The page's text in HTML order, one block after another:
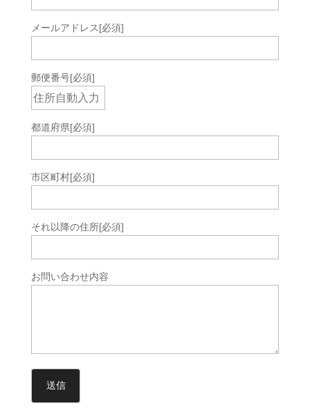
メールアドレス[必須]
郵便番号[必須]
都道府県[必須]
市区町村[必須]
それ以降の住所[必須]
お問い合わせ内容